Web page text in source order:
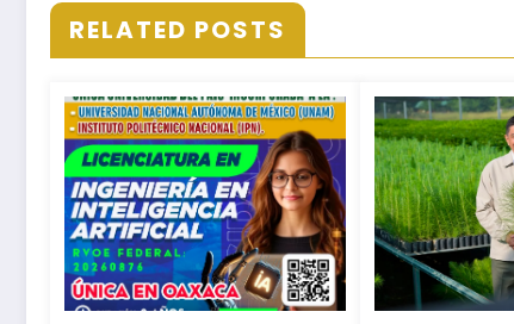
RELATED POSTS